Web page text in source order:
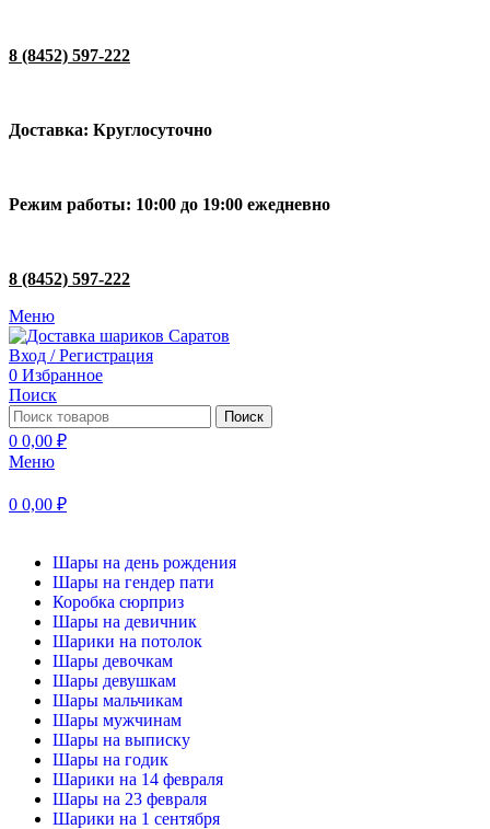
8 (8452) 597-222
Доставка: Круглосуточно
Режим работы: 10:00 до 19:00 ежедневно
8 (8452) 597-222
Меню
Вход / Регистрация
0 Избранное
Поиск
Поиск
0 0,00 ₽
Меню
0 0,00 ₽
Шары на день рождения
Шары на гендер пати
Коробка сюрприз
Шары на девичник
Шарики на потолок
Шары девочкам
Шары девушкам
Шары мальчикам
Шары мужчинам
Шары на выписку
Шары на годик
Шарики на 14 февраля
Шары на 23 февраля
Шарики на 1 сентября